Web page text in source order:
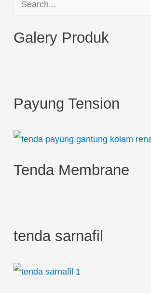
a
f
o
:
Galery Produk
Payung Tension
Tenda Membrane
tenda sarnafil